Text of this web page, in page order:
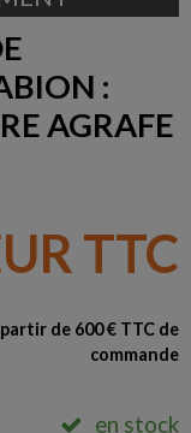
:
AGRAFE
TTC
de 600 € TTC de
commande
en stock